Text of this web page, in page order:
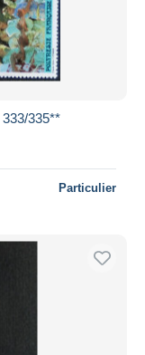
335**
Particulier